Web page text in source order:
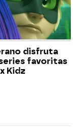
disfruta
favoritas
Kidz